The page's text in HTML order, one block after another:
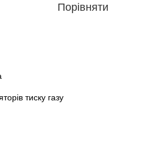
Порівняти
тиску газу